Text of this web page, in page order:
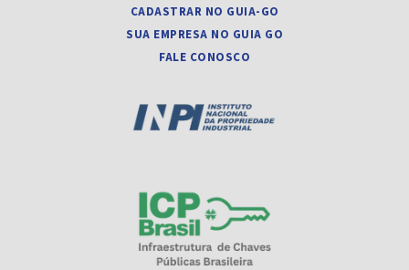
CADASTRAR NO GUIA-GO
SUA EMPRESA NO GUIA GO
FALE CONOSCO